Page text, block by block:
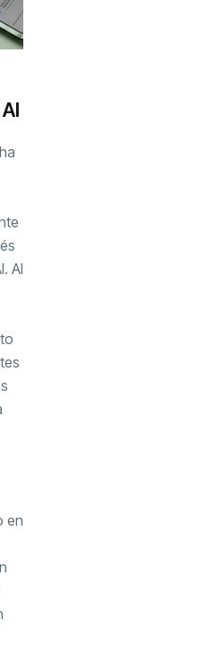
Al
en